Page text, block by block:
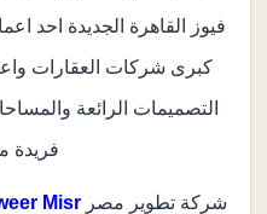
فيوز القاهرة الجديدة احد
كبرى شركات العقارات
التصميمات الرائعة
فريدة
شركة تطوير مصر Misr